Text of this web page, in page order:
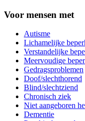
Voor mensen met
Autisme
Lichamelijke
Verstandelijke
Meervoudige
Gedragsproblemen
Doof/slechthorend
Blind/slechtziend
Chronisch ziek
Niet aangeboren
Dementie